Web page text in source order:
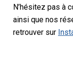
N’hésitez pas à
ainsi que nos
retrouver sur